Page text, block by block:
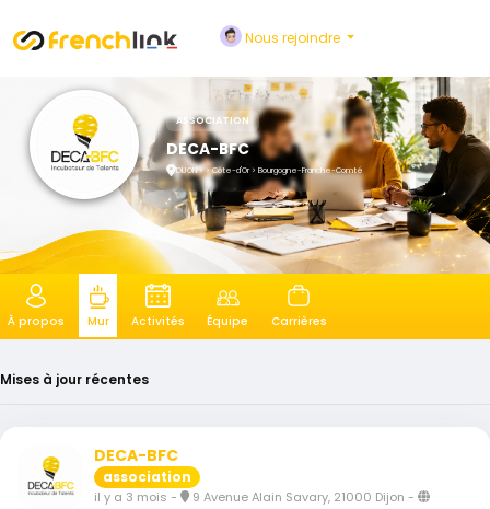
Nous rejoindre
ASSOCIATION
DECA-BFC
DIJON > > Côte-d'Or > Bourgogne-Franche-Comté
À propos Mur Activités Équipe Carrières
Mises à jour récentes
DECA-BFC
association
il y a 3 mois - 9 Avenue Alain Savary, 21000 Dijon -